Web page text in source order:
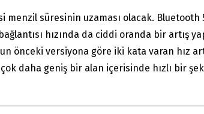
süresinin uzaması olacak. Bluetooth
hızında da ciddi oranda bir artış
versiyona göre iki kata varan hız
daha geniş bir alan içerisinde hızlı bir